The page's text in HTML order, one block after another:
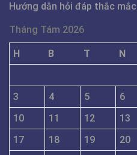
Hướng dẫn hỏi đáp thắc mắc
Tháng Tám 2026
H B T N
3
4 5 6
10
11 12 13
17
18 19 20